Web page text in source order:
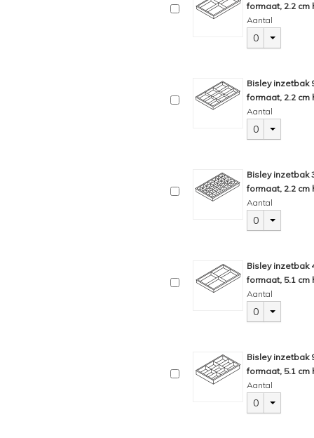
formaat, 2.2 cm
Aantal
0
Bisley inzetbak
formaat, 2.2 cm
Aantal
0
Bisley inzetbak
formaat, 2.2 cm
Aantal
0
Bisley inzetbak
formaat, 5.1 cm
Aantal
0
Bisley inzetbak
formaat, 5.1 cm
Aantal
0